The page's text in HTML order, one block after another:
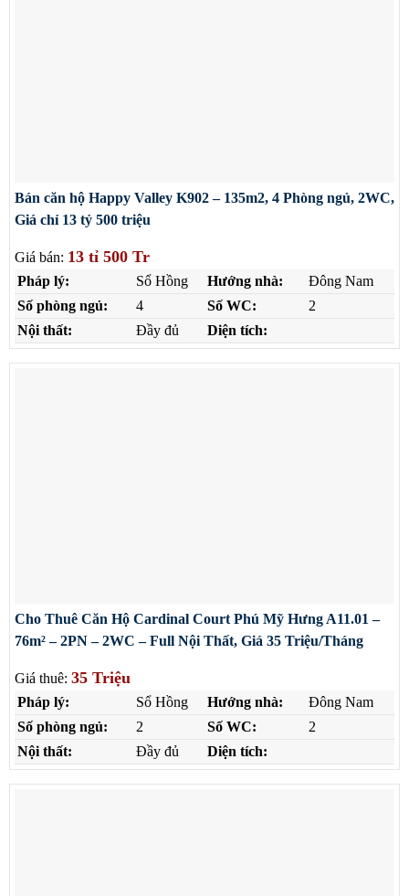
Bán căn hộ Happy Valley K902 – 135m2, 4 Phòng ngủ, 2WC,
Giá chỉ 13 tỷ 500 triệu
Giá bán: 13 tỉ 500 Tr
Pháp lý: Sổ Hồng Hướng nhà:
Đông Nam
Số phòng ngủ:
4 Số WC:
2
Nội thất:
Đầy đủ Diện tích:
Cho Thuê Căn Hộ Cardinal Court Phú Mỹ Hưng A11.01 –
76m² – 2PN – 2WC – Full Nội Thất, Giá 35 Triệu/Tháng
Giá thuê: 35 Triệu
Pháp lý: Sổ Hồng Hướng nhà:
Đông Nam
Số phòng ngủ:
2 Số WC:
2
Nội thất:
Đầy đủ Diện tích: